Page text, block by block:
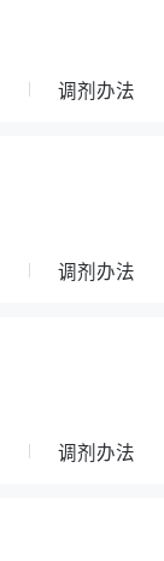
调剂办法
调剂办法
调剂办法